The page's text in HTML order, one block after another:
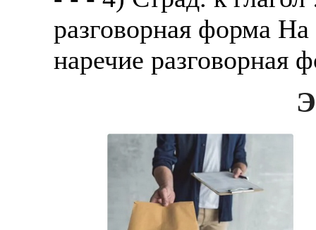
разговорная форма
наречие разговорная